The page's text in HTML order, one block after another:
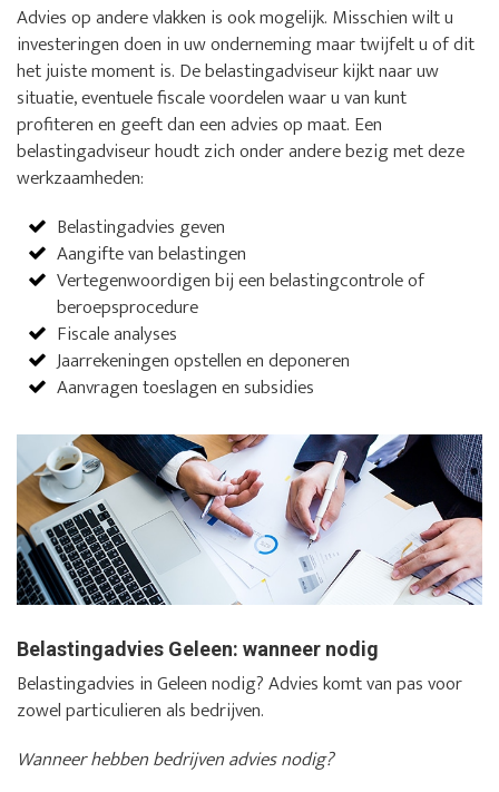
Advies op andere vlakken is ook mogelijk. Misschien wilt u
investeringen doen in uw onderneming maar twijfelt u of dit
het juiste moment is. De belastingadviseur kijkt naar uw
situatie, eventuele fiscale voordelen waar u van kunt
profiteren en geeft dan een advies op maat. Een
belastingadviseur houdt zich onder andere bezig met deze
werkzaamheden:
Belastingadvies geven
Aangifte van belastingen
Vertegenwoordigen bij een belastingcontrole of
beroepsprocedure
Fiscale analyses
Jaarrekeningen opstellen en deponeren
Aanvragen toeslagen en subsidies
Belastingadvies Geleen: wanneer nodig
Belastingadvies in Geleen nodig? Advies komt van pas voor
zowel particulieren als bedrijven.
Wanneer hebben bedrijven advies nodig?